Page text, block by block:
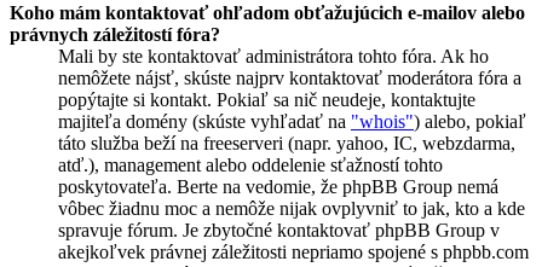
Koho mám kontaktovať ohľadom obťažujúcich e-mailov alebo
právnych záležitostí fóra?
Mali by ste kontaktovať administrátora tohto fóra. Ak ho
nemôžete nájsť, skúste najprv kontaktovať moderátora fóra a
popýtajte si kontakt. Pokiaľ sa nič neudeje, kontaktujte
majiteľa domény (skúste vyhľadať na "whois") alebo, pokiaľ
táto služba beží na freeserveri (napr. yahoo, IC, webzdarma,
atď.), management alebo oddelenie sťažností tohto
poskytovateľa. Berte na vedomie, že phpBB Group nemá
vôbec žiadnu moc a nemôže nijak ovplyvniť to jak, kto a kde
spravuje fórum. Je zbytočné kontaktovať phpBB Group v
akejkoľvek právnej záležitosti nepriamo spojené s phpbb.com